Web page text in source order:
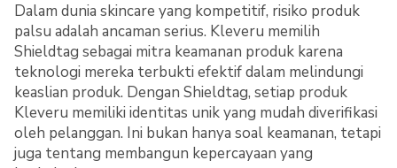
Dalam dunia skincare yang kompetitif, risiko produk
palsu adalah ancaman serius. Kleveru memilih
Shieldtag sebagai mitra keamanan produk karena
teknologi mereka terbukti efektif dalam melindungi
keaslian produk. Dengan Shieldtag, setiap produk
Kleveru memiliki identitas unik yang mudah diverifikasi
oleh pelanggan. Ini bukan hanya soal keamanan, tetapi
juga tentang membangun kepercayaan yang